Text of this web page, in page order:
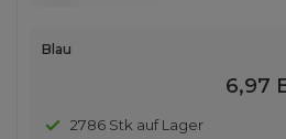
Blau
6,97
2786 Stk auf Lager